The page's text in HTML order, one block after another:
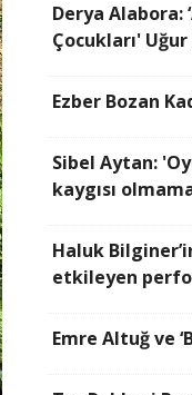
Derya Alabora:
Çocukları'
Ezber Bozan
Sibel Aytan:
kaygısı
Haluk
etkileyen
Emre Altuğ ve